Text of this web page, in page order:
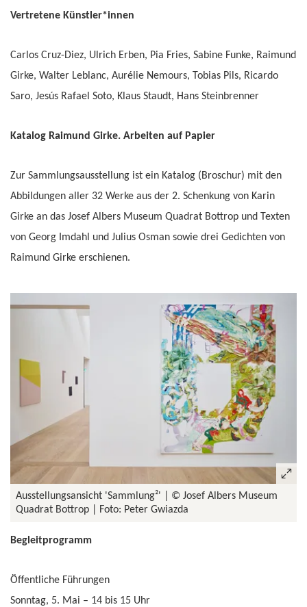
Vertretene Künstler*innen
Carlos Cruz-Diez, Ulrich Erben, Pia Fries, Sabine Funke, Raimund
Girke, Walter Leblanc, Aurélie Nemours, Tobias Pils, Ricardo
Saro, Jesús Rafael Soto, Klaus Staudt, Hans Steinbrenner
Katalog Raimund Girke. Arbeiten auf Papier
Zur Sammlungsausstellung ist ein Katalog (Broschur) mit den
Abbildungen aller 32 Werke aus der 2. Schenkung von Karin
Girke an das Josef Albers Museum Quadrat Bottrop und Texten
von Georg Imdahl und Julius Osman sowie drei Gedichten von
Raimund Girke erschienen.
Ausstellungsansicht 'Sammlung²'
© Josef Albers Museum
Quadrat Bottrop | Foto: Peter Gwiazda
Begleitprogramm
Öffentliche Führungen
Sonntag, 5. Mai – 14 bis 15 Uhr